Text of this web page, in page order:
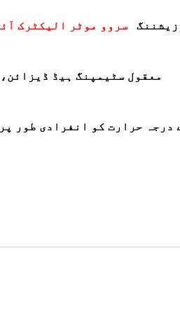
سروو موٹر الیکٹرک
4. معقول سٹیمپنگ ہیڈ